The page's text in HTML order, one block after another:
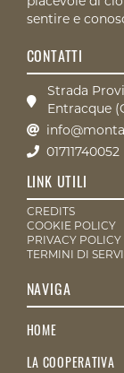
sentire e
CONTATTI
Strada
Entracque
01711740052
LINK UTILI
CREDITS
COOKIE POLICY
PRIVACY POLICY
TERMINI DI
NAVIGA
HOME
LA COOPERATIVA